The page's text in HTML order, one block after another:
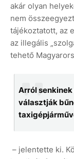
akár olyan
nem
tájékoztatott, az
az illegális
tehető
Arról
választják
– jelentette ki.